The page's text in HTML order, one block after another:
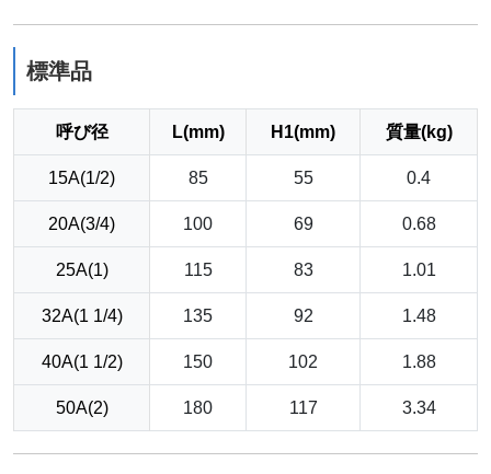
標準品
呼び径 L(mm) H1(mm) 質量(kg)
15A(1/2) 85 55 0.4
20A(3/4) 100 69 0.68
25A(1) 115 83 1.01
32A(1 1/4) 135 92 1.48
40A(1 1/2) 150 102 1.88
50A(2) 180 117 3.34